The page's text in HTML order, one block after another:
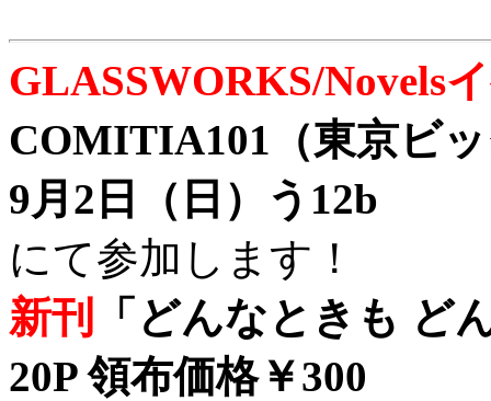
GLASSWORKS/Novels
COMITIA101（東京ビ
9月2日（日）う12b
にて参加します！
新刊
「どんなときも ど
20P 領布価格￥300